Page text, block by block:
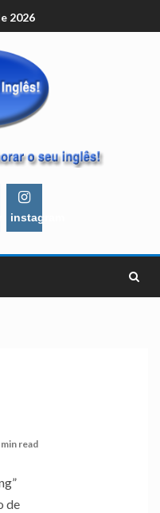
2026
instagram
read
de